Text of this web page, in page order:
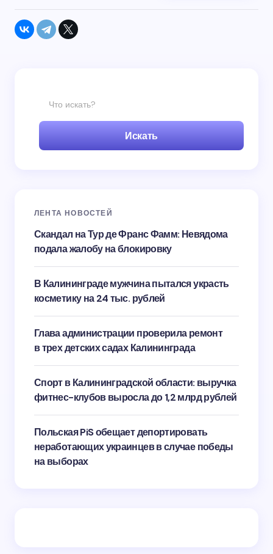
Искать
ЛЕНТА НОВОСТЕЙ
Скандал на Тур де Франс Фамм: Невядома
подала жалобу на блокировку
В Калининграде мужчина пытался украсть
косметику на 24 тыс. рублей
Глава администрации проверила ремонт
в трех детских садах Калининграда
Спорт в Калининградской области: выручка
фитнес-клубов выросла до 1,2 млрд рублей
Польская PiS обещает депортировать
неработающих украинцев в случае победы
на выборах